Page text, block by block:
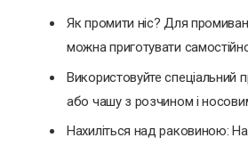
Як промити ніс? Для
можна приготувати
Використовуйте
або чашу з розчином і
Нахиліться над раковиною: